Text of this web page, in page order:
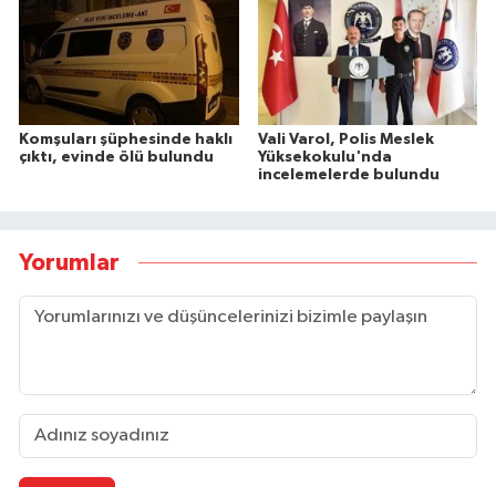
Komşuları şüphesinde haklı
çıktı, evinde ölü bulundu
Vali Varol, Polis Meslek
Yüksekokulu'nda
incelemelerde bulundu
Yorumlar